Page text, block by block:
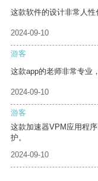
这款软件的设计非常人性
2024-09-10
游客
这款app的老师非常专业
2024-09-10
游客
这款加速器VPM应用程
护。
2024-09-10